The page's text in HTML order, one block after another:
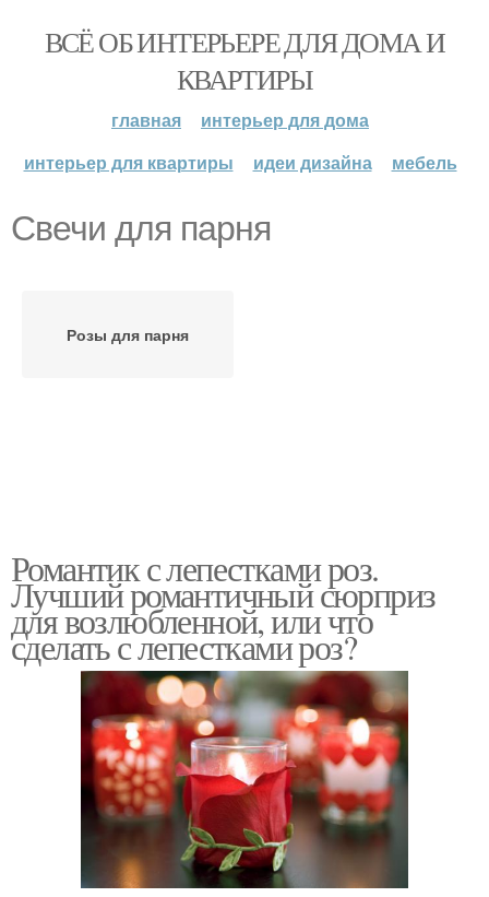
ВСЁ ОБ ИНТЕРЬЕРЕ ДЛЯ ДОМА И
КВАРТИРЫ
главная
интерьер для дома
интерьер для квартиры
идеи дизайна мебель
Свечи для парня
Розы для парня
Романтик с лепестками роз.
Лучший романтичный сюрприз
для возлюбленной, или что
сделать с лепестками роз?